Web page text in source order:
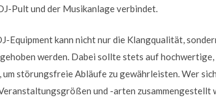
Pult und der Musikanlage verbindet.
Equipment kann nicht nur die Klangqualität,
werden. Dabei sollte stets auf hochwertige,
störungsfreie Abläufe zu gewährleisten. Wer
und -arten zusammengestellt